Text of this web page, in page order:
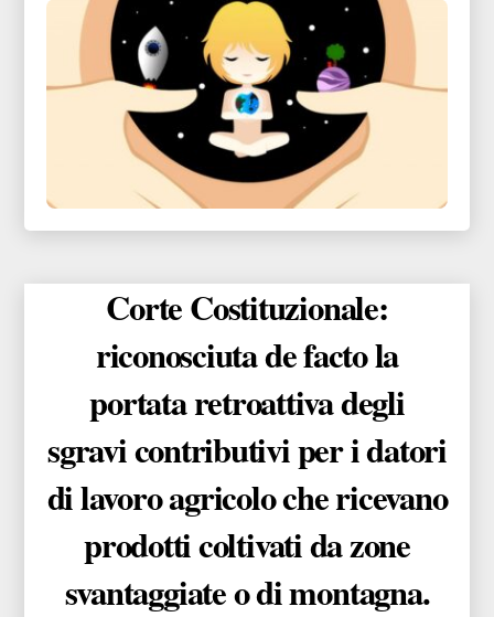
Corte Costituzionale:
riconosciuta de facto la
portata retroattiva degli
sgravi contributivi per i datori
di lavoro agricolo che ricevano
prodotti coltivati da zone
svantaggiate o di montagna.